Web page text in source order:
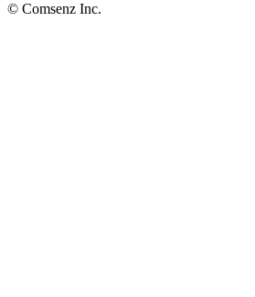
© Comsenz Inc.